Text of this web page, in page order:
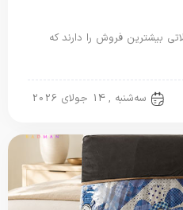
بیشترین فروش را دارند که
سه‌شنبه , 14 جولای 2026